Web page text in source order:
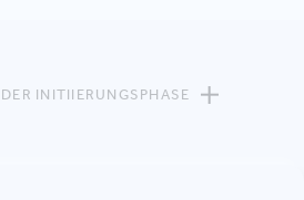
INITIIERUNGSPHASE